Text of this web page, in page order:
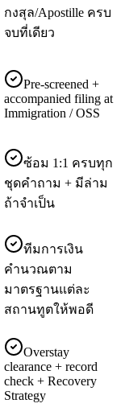
กงสุล/Apostille ครบ
จบที่เดียว
Pre-screened +
accompanied filing at
Immigration / OSS
ซ้อม 1:1 ครบทุก
ชุดคำถาม + มีล่าม
ถ้าจำเป็น
ทีมการเงิน
คำนวณตาม
มาตรฐานแต่ละ
สถานทูตให้พอดี
Overstay
clearance + record
check + Recovery
Strategy